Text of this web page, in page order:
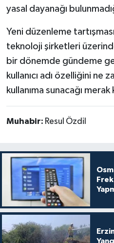
yasal dayanağı
Yeni düzenleme
teknoloji şirketleri
bir dönemde gündeme
kullanıcı adı özelliğini ne
kullanıma sunacağı
Muhabir: Resul Özdil